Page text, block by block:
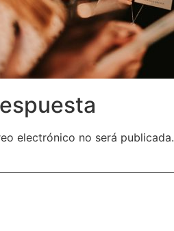
electrónico no será publicada.